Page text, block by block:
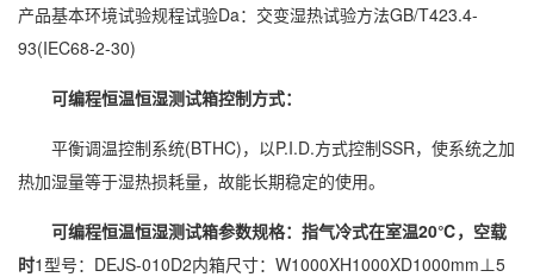
产品基本环境试验规程试验Da：交变湿热试验方法GB/T423.4-
93(IEC68-2-30)
可编程恒温恒湿测试箱控制方式：
平衡调温控制系统(BTHC)，以P.I.D.方式控制SSR，使系统之加
热加湿量等于湿热损耗量，故能长期稳定的使用。
可编程恒温恒湿测试箱参数规格：指气冷式在室温20℃，空载
时1型号：DEJS-010D2内箱尺寸：W1000XH1000XD1000mm⊥5